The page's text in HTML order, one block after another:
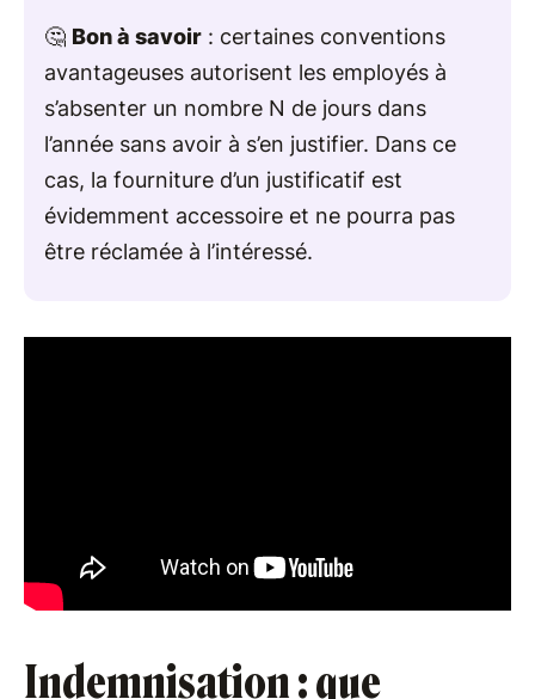
🤔 Bon à savoir : certaines conventions
avantageuses autorisent les employés à
s’absenter un nombre N de jours dans
l’année sans avoir à s’en justifier. Dans ce
cas, la fourniture d’un justificatif est
évidemment accessoire et ne pourra pas
être réclamée à l’intéressé.
Indemnisation : que